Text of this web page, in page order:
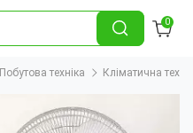
0
Побутова техніка Кліматична